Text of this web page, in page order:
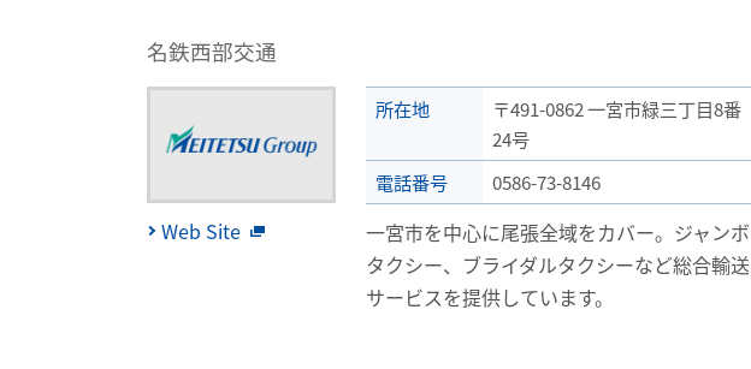
名鉄西部交通
Web Site
所在地
〒491-0862 一宮市緑三丁目8番
24号
電話番号
0586-73-8146
一宮市を中心に尾張全域をカバー。ジャンボ
タクシー、ブライダルタクシーなど総合輸送
サービスを提供しています。